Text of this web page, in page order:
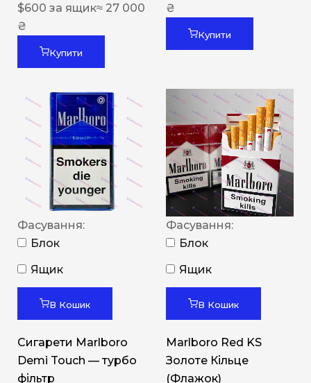
$600 за ящик≈ 27 000
₴
Купити
₴
Купити
Фасування:
Блок
Ящик
В Кошик
Сигарети Marlboro
Demi Touch — турбо
фільтр
Фасування:
Блок
Ящик
В Кошик
Marlboro Red KS
Золоте Кільце
(Флажок)